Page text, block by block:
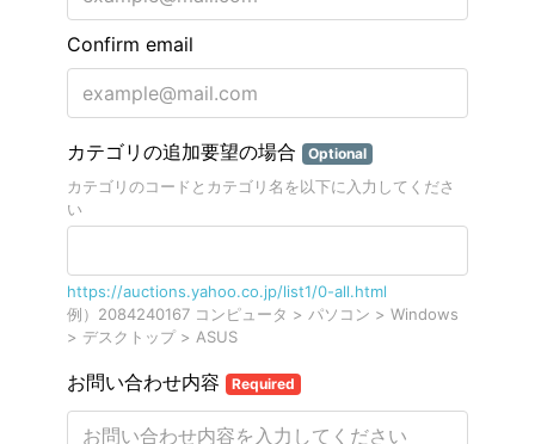
Confirm email
カテゴリの追加要望の場合 Optional
カテゴリのコードとカテゴリ名を以下に入力してくださ
い
https://auctions.yahoo.co.jp/list1/0-all.html
例）2084240167 コンピュータ > パソコン > Windows
> デスクトップ > ASUS
お問い合わせ内容 Required